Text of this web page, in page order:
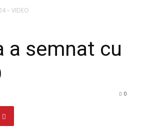
– VIDEO
a semnat cu
0